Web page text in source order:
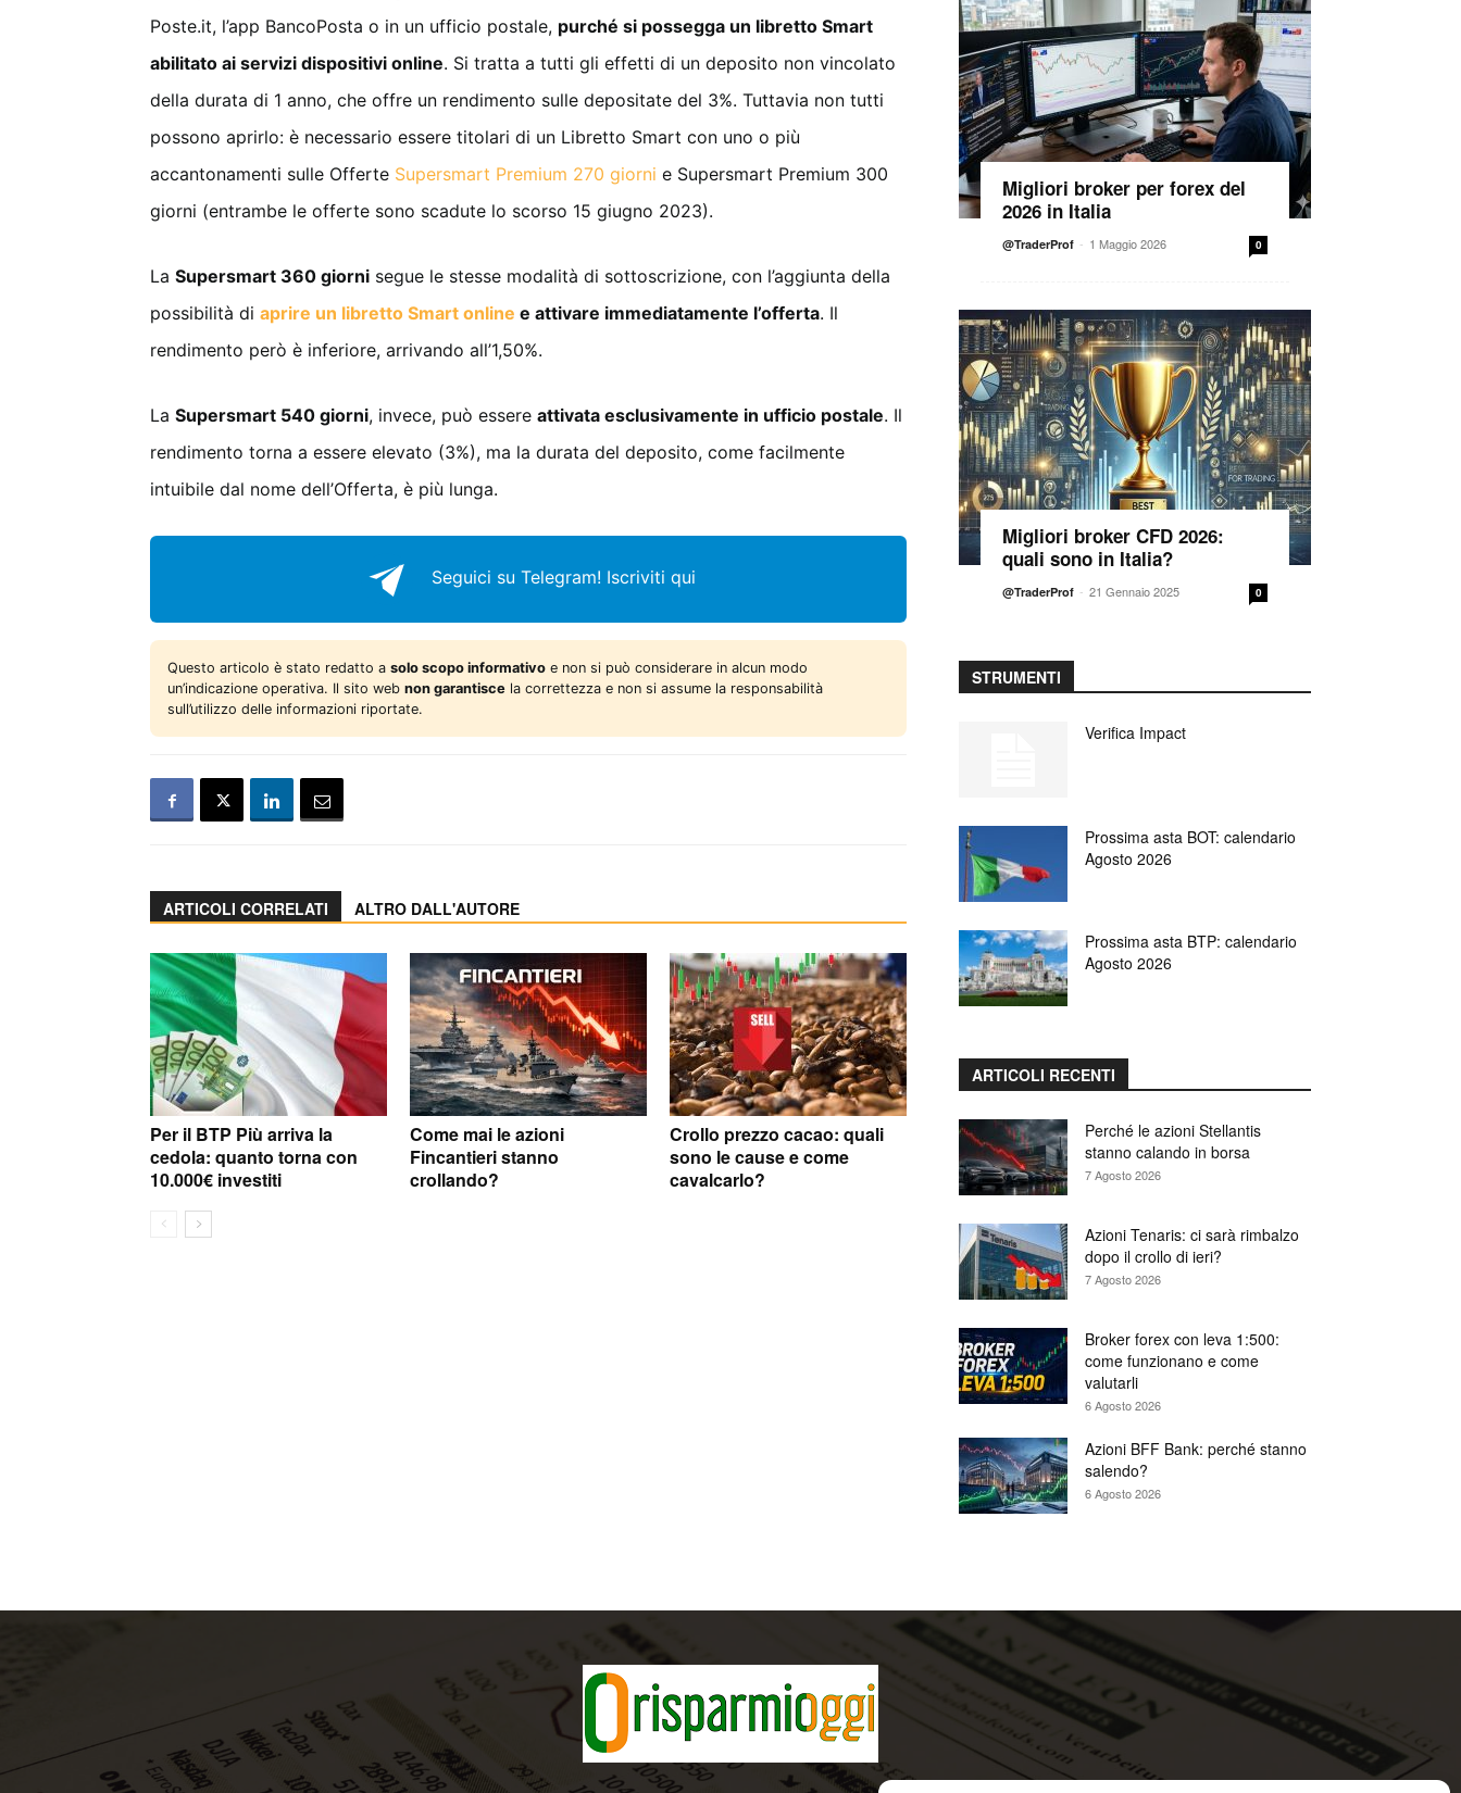
Poste.it, l’app BancoPosta o in un ufficio postale, purché si possegga un libretto Smart
abilitato ai servizi dispositivi online. Si tratta a tutti gli effetti di un deposito non vincolato
della durata di 1 anno, che offre un rendimento sulle depositate del 3%. Tuttavia non tutti
possono aprirlo: è necessario essere titolari di un Libretto Smart con uno o più
accantonamenti sulle Offerte Supersmart Premium 270 giorni e Supersmart Premium 300
giorni (entrambe le offerte sono scadute lo scorso 15 giugno 2023).
La Supersmart 360 giorni segue le stesse modalità di sottoscrizione, con l’aggiunta della
possibilità di aprire un libretto Smart online e attivare immediatamente l’offerta. Il
rendimento però è inferiore, arrivando all’1,50%.
La Supersmart 540 giorni, invece, può essere attivata esclusivamente in ufficio postale. Il
rendimento torna a essere elevato (3%), ma la durata del deposito, come facilmente
intuibile dal nome dell’Offerta, è più lunga.
Seguici su Telegram! Iscriviti qui
Questo articolo è stato redatto a solo scopo informativo e non si può considerare in alcun modo
un’indicazione operativa. Il sito web non garantisce la correttezza e non si assume la responsabilità
sull’utilizzo delle informazioni riportate.
ARTICOLI CORRELATI ALTRO DALL'AUTORE
Per il BTP Più arriva la
cedola: quanto torna con
10.000€ investiti
Come mai le azioni
Fincantieri stanno
crollando?
Crollo prezzo cacao: quali
sono le cause e come
cavalcarlo?
Migliori broker per forex del
2026 in Italia
@TraderProf - 1 Maggio 2026 0
Migliori broker CFD 2026:
quali sono in Italia?
@TraderProf - 21 Gennaio 2025 0
STRUMENTI
Verifica Impact
Prossima asta BOT: calendario
Agosto 2026
Prossima asta BTP: calendario
Agosto 2026
ARTICOLI RECENTI
Perché le azioni Stellantis
stanno calando in borsa
7 Agosto 2026
Azioni Tenaris: ci sarà rimbalzo
dopo il crollo di ieri?
7 Agosto 2026
Broker forex con leva 1:500:
come funzionano e come
valutarli
6 Agosto 2026
Azioni BFF Bank: perché stanno
salendo?
6 Agosto 2026